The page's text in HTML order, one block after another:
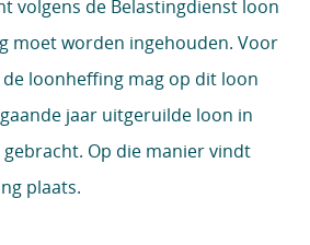
volgens de Belastingdienst loon
moet worden ingehouden. Voor
loonheffing mag op dit loon
jaar uitgeruilde loon in
Op die manier vindt
plaats.